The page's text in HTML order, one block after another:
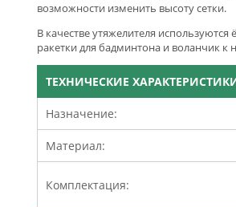
возможности изменить высоту сетки.
В качестве утяжелителя
ракетки для бадминтона и воланчик к
ТЕХНИЧЕСКИЕ
Назначение:
Материал:
Комплектация: